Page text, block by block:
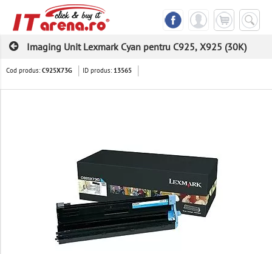
Imaging Unit Lexmark Cyan pentru C925, X925 (30K)
Cod produs:C925X73G ID produs: 13565